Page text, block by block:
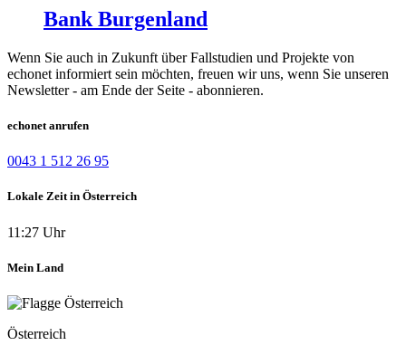
Bank Burgenland
Wenn Sie auch in Zukunft über Fallstudien und Projekte von
echonet informiert sein möchten, freuen wir uns, wenn Sie unseren
Newsletter - am Ende der Seite - abonnieren.
echonet anrufen
0043 1 512 26 95
Lokale Zeit in Österreich
11:27 Uhr
Mein Land
Österreich